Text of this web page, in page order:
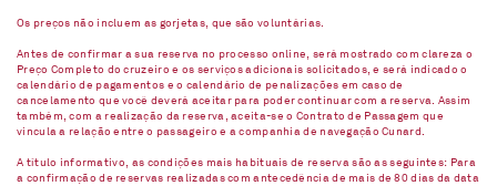
Os preços não incluem as gorjetas, que são voluntárias.
Antes de confirmar a sua reserva no processo online, será mostrado com clareza o
Preço Completo do cruzeiro e os serviços adicionais solicitados, e será indicado o
calendário de pagamentos e o calendário de penalizações em caso de
cancelamento que você deverá aceitar para poder continuar com a reserva. Assim
também, com a realização da reserva, aceita-se o Contrato de Passagem que
vincula a relação entre o passageiro e a companhia de navegação Cunard.
A título informativo, as condições mais habituais de reserva são as seguintes: Para
a confirmação de reservas realizadas com antecedência de mais de 80 dias da data